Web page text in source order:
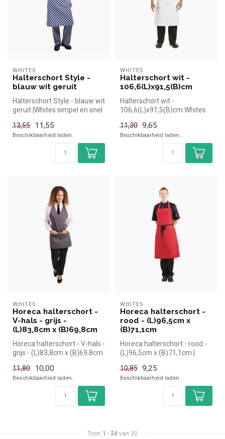
WHITES
Halterschort Style -
blauw wit geruit
Halterschort Style - blauw wit
geruit |Whites simpel en snel
13,55
11,55
Beschikbaarheid laden..
WHITES
Halterschort wit -
106,6(L)x91,5(B)cm
Halterschort wit -
106,6(L)x91,5(B)cm Whites
de hor...
11,30 9,65
Beschikbaarheid laden..
WHITES
Horeca halterschort -
V-hals - grijs -
(L)83,8cm x (B)69,8cm
Horeca halterschort - V-hals -
grijs - (L)83,8cm x (B)69,8cm
11,80
10,00
Beschikbaarheid laden..
WHITES
Horeca halterschort -
rood - (L)96,5cm x
(B)71,1cm
Horeca halterschort - rood -
(L)96,5cm x (B)71,1cm |
10,85 9,25
Beschikbaarheid laden..
Toon 1 - 24 van 30